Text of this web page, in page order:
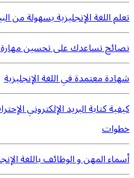
تعلم اللغة الإنجليزية بسهولة من
نصائح تساعدك على تحسين مهارة
شهادة معتمدة في اللغة الإنجليزية
خطوات
أسماء المهن و الوظائف باللغة